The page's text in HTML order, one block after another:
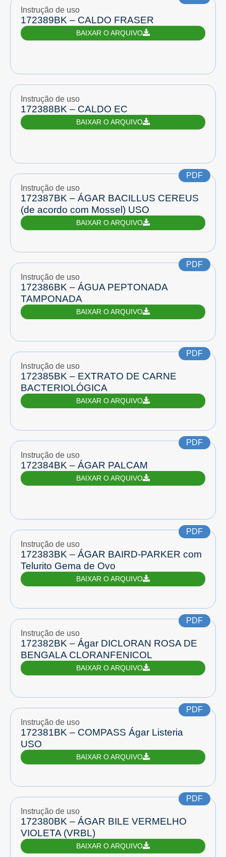
Instrução de uso
172389BK – CALDO FRASER
BAIXAR O ARQUIVO
Instrução de uso
172388BK – CALDO EC
BAIXAR O ARQUIVO
PDF
Instrução de uso
172387BK – ÁGAR BACILLUS CEREUS
(de acordo com Mossel) USO
BAIXAR O ARQUIVO
PDF
Instrução de uso
172386BK – ÁGUA PEPTONADA
TAMPONADA
BAIXAR O ARQUIVO
PDF
Instrução de uso
172385BK – EXTRATO DE CARNE
BACTERIOLÓGICA
BAIXAR O ARQUIVO
PDF
Instrução de uso
172384BK – ÁGAR PALCAM
BAIXAR O ARQUIVO
PDF
Instrução de uso
172383BK – ÁGAR BAIRD-PARKER com
Telurito Gema de Ovo
BAIXAR O ARQUIVO
PDF
Instrução de uso
172382BK – Ágar DICLORAN ROSA DE
BENGALA CLORANFENICOL
BAIXAR O ARQUIVO
PDF
Instrução de uso
172381BK – COMPASS Ágar Listeria
USO
BAIXAR O ARQUIVO
PDF
Instrução de uso
172380BK – ÁGAR BILE VERMELHO
VIOLETA (VRBL)
BAIXAR O ARQUIVO